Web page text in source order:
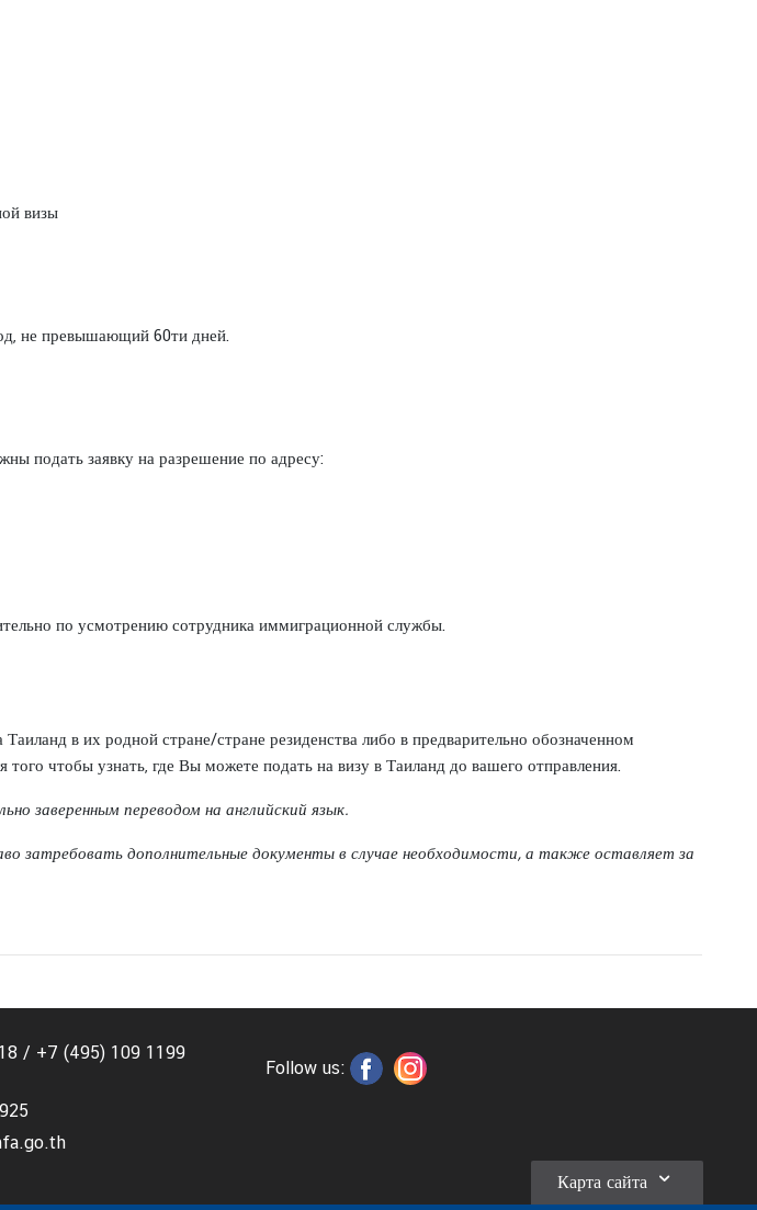
визы
не превышающий 60ти дней.
подать заявку на разрешение по адресу:
по усмотрению сотрудника иммиграционной службы.
в их родной стране/стране резиденства либо в предварительно обозначенном
чтобы узнать, где Вы можете подать на визу в Таиланд до вашего отправления.
заверенным переводом на английский язык.
затребовать дополнительные документы в случае необходимости, а также оставляет за
/ +7 (495) 109 1199
Follow us:
Карта сайта